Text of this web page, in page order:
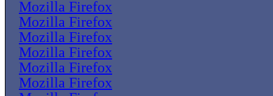
Mozilla Firefox
Mozilla Firefox
Mozilla Firefox
Mozilla Firefox
Mozilla Firefox
Mozilla Firefox